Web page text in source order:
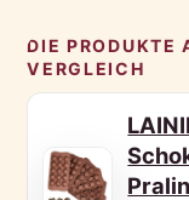
DIE PRODUKTE
VERGLEICH